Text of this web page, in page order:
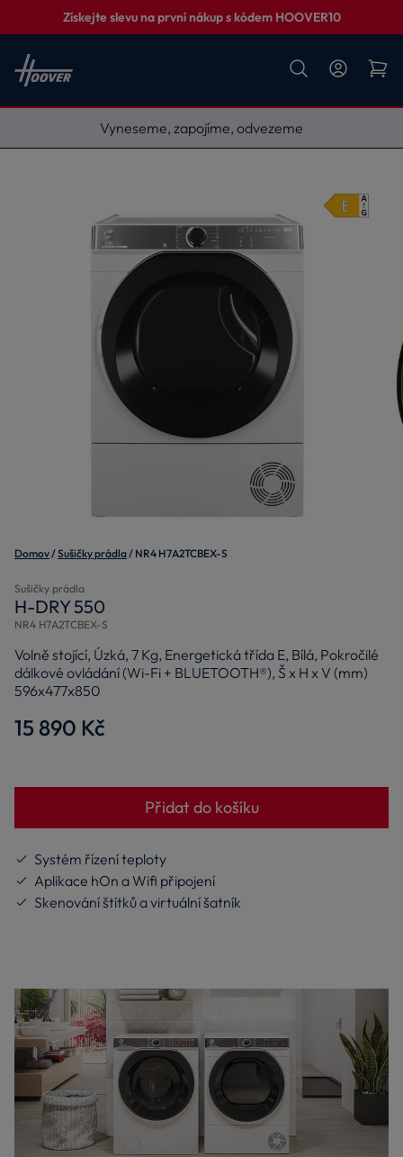
Získejte slevu na první nákup s kódem HOOVER10
Vyneseme, zapojíme, odvezeme
Domov Sušičky prádla NR4 H7A2TCBEX-S
Sušičky prádla
H-DRY 550
NR4 H7A2TCBEX-S
Volně stojící, Úzká, 7 Kg, Energetická třída E, Bílá, Pokročilé
dálkové ovládání (Wi-Fi + BLUETOOTH®), Š x H x V (mm)
596x477x850
15 890 Kč
Přidat do košíku
Systém řízení teploty
Aplikace hOn a Wifi připojení
Skenování štítků a virtuální šatník